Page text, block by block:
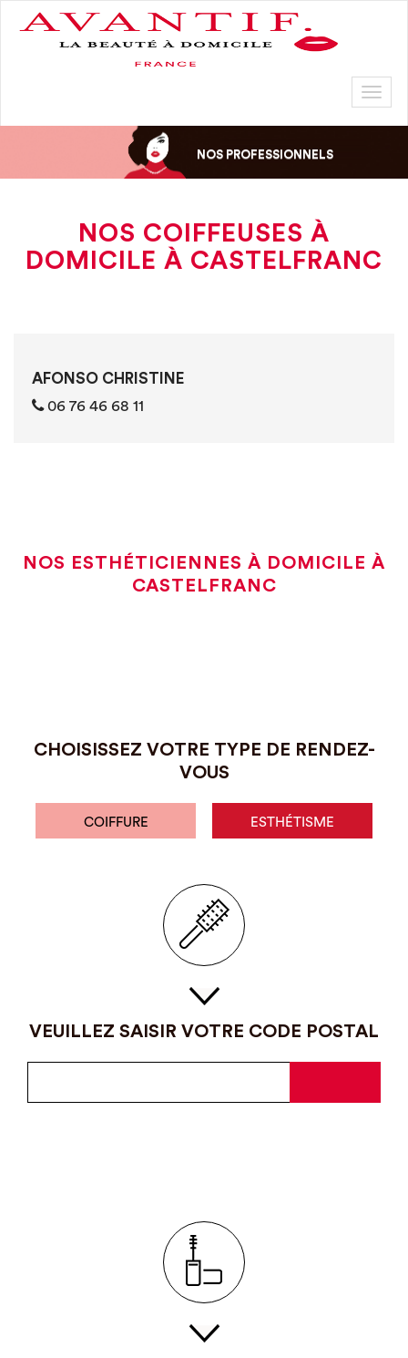
NOS PROFESSIONNELS
NOS COIFFEUSES À
DOMICILE À CASTELFRANC
AFONSO CHRISTINE
06 76 46 68 11
NOS ESTHÉTICIENNES À DOMICILE À
CASTELFRANC
CHOISISSEZ VOTRE TYPE DE RENDEZ-
VOUS
COIFFURE ESTHÉTISME
VEUILLEZ SAISIR VOTRE CODE POSTAL